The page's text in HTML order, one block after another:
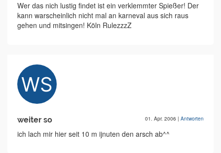
Wer das nich lustig findet ist ein verklemmter Spießer! Der
kann warscheinlich nicht mal an karneval aus sich raus
gehen und mitsingen! Köln RulezzzZ
weiter so 01. Apr. 2006 | Antworten
ich lach mir hier seit 10 m ijnuten den arsch ab^^